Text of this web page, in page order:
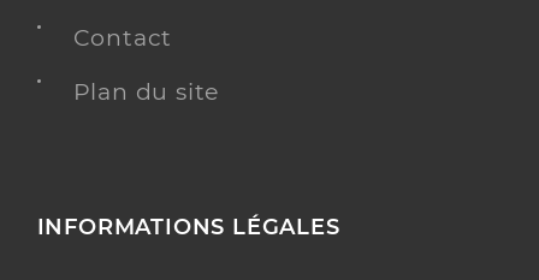
Contact
Plan du site
INFORMATIONS LÉGALES